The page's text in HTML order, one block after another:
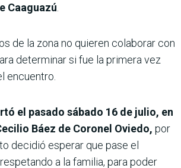
Caaguazú
de la zona no quieren colaborar con
determinar si fue la primera vez
encuentro.
el pasado sábado 16 de julio, en
Báez de Coronel Oviedo, por
decidió esperar que pase el
a la familia, para poder